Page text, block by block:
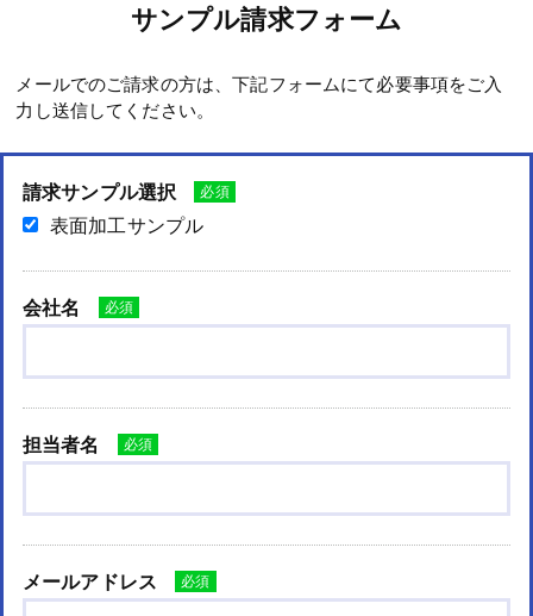
サンプル請求フォーム
メールでのご請求の方は、下記フォームにて必要事項をご入
力し送信してください。
請求サンプル選択 必須
表面加工サンプル
会社名 必須
担当者名 必須
メールアドレス 必須